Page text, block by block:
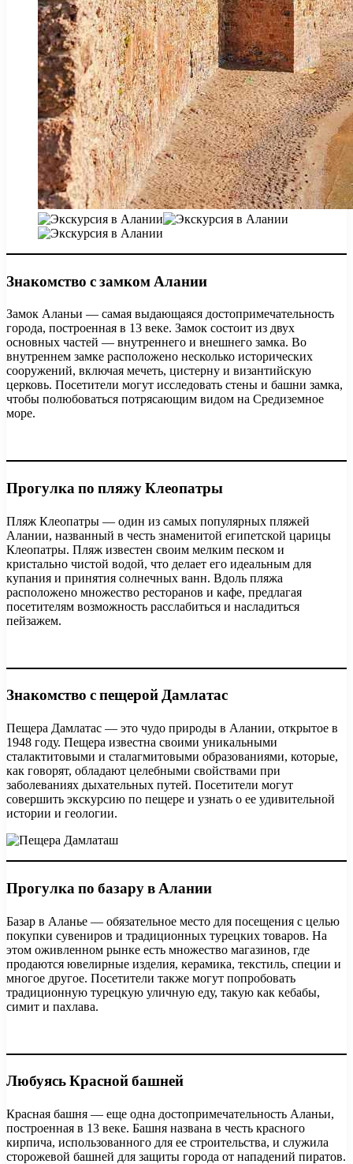
Знакомство с замком Алании
Замок Аланьи — самая выдающаяся достопримечательность
города, построенная в 13 веке. Замок состоит из двух
основных частей — внутреннего и внешнего замка. Во
внутреннем замке расположено несколько исторических
сооружений, включая мечеть, цистерну и византийскую
церковь. Посетители могут исследовать стены и башни замка,
чтобы полюбоваться потрясающим видом на Средиземное
море.
Прогулка по пляжу Клеопатры
Пляж Клеопатры — один из самых популярных пляжей
Алании, названный в честь знаменитой египетской царицы
Клеопатры. Пляж известен своим мелким песком и
кристально чистой водой, что делает его идеальным для
купания и принятия солнечных ванн. Вдоль пляжа
расположено множество ресторанов и кафе, предлагая
посетителям возможность расслабиться и насладиться
пейзажем.
Знакомство с пещерой Дамлатас
Пещера Дамлатас — это чудо природы в Алании, открытое в
1948 году. Пещера известна своими уникальными
сталактитовыми и сталагмитовыми образованиями, которые,
как говорят, обладают целебными свойствами при
заболеваниях дыхательных путей. Посетители могут
совершить экскурсию по пещере и узнать о ее удивительной
истории и геологии.
Прогулка по базару в Алании
Базар в Аланье — обязательное место для посещения с целью
покупки сувениров и традиционных турецких товаров. На
этом оживленном рынке есть множество магазинов, где
продаются ювелирные изделия, керамика, текстиль, специи и
многое другое. Посетители также могут попробовать
традиционную турецкую уличную еду, такую как кебабы,
симит и пахлава.
Любуясь Красной башней
Красная башня — еще одна достопримечательность Аланьи,
построенная в 13 веке. Башня названа в честь красного
кирпича, использованного для ее строительства, и служила
сторожевой башней для защиты города от нападений пиратов.